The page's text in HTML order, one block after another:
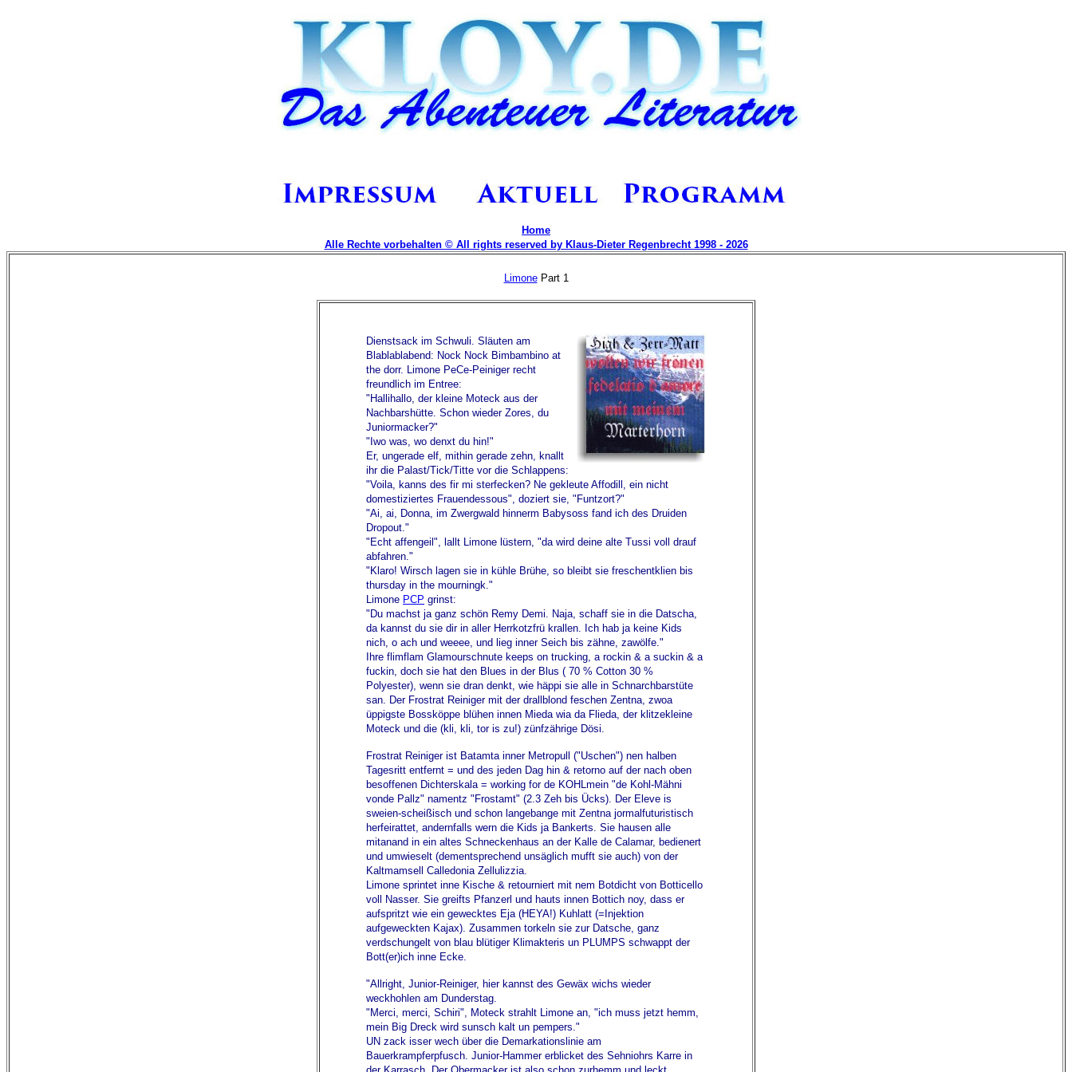
Home
Alle Rechte vorbehalten © All rights reserved by Klaus-Dieter Regenbrecht 1998 - 2026
LimonePart 1
Dienstsack im Schwuli. Släuten am
Blablablabend: Nock Nock Bimbambino at
the dorr. Limone PeCe-Peiniger recht
freundlich im Entree:
"Hallihallo, der kleine Moteck aus der
Nachbarshütte. Schon wieder Zores, du
Juniormacker?"
"Iwo was, wo denxt du hin!"
Er, ungerade elf, mithin gerade zehn, knallt
ihr die Palast/Tick/Titte vor die Schlappens:
"Voila, kanns des fir mi sterfecken? Ne gekleute Affodill, ein nicht
domestiziertes Frauendessous", doziert sie, "Funtzort?"
"Ai, ai, Donna, im Zwergwald hinnerm Babysoss fand ich des Druiden
Dropout."
"Echt affengeil", lallt Limone lüstern, "da wird deine alte Tussi voll drauf
abfahren."
"Klaro! Wirsch lagen sie in kühle Brühe, so bleibt sie freschentklien bis
thursday in the mourningk."
Limone PCP grinst:
"Du machst ja ganz schön Remy Demi. Naja, schaff sie in die Datscha,
da kannst du sie dir in aller Herrkotzfrü krallen. Ich hab ja keine Kids
nich, o ach und weeee, und lieg inner Seich bis zähne, zawölfe."
Ihre flimflam Glamourschnute keeps on trucking, a rockin & a suckin & a
fuckin, doch sie hat den Blues in der Blus ( 70 % Cotton 30 %
Polyester), wenn sie dran denkt, wie häppi sie alle in Schnarchbarstüte
san. Der Frostrat Reiniger mit der drallblond feschen Zentna, zwoa
üppigste Bossköppe blühen innen Mieda wia da Flieda, der klitzekleine
Moteck und die (kli, kli, tor is zu!) zünfzährige Dösi.
Frostrat Reiniger ist Batamta inner Metropull ("Uschen") nen halben
Tagesritt entfernt = und des jeden Dag hin & retorno auf der nach oben
besoffenen Dichterskala = working for de KOHLmein "de Kohl-Mähni
vonde Pallz" namentz "Frostamt" (2.3 Zeh bis Ücks). Der Eleve is
sweien-scheißisch und schon langebange mit Zentna jormalfuturistisch
herfeirattet, andernfalls wern die Kids ja Bankerts. Sie hausen alle
mitanand in ein altes Schneckenhaus an der Kalle de Calamar, bedienert
und umwieselt (dementsprechend unsäglich mufft sie auch) von der
Kaltmamsell Calledonia Zellulizzia.
Limone sprintet inne Kische & retourniert mit nem Botdicht von Botticello
voll Nasser. Sie greifts Pfanzerl und hauts innen Bottich noy, dass er
aufspritzt wie ein gewecktes Eja (HEYA!) Kuhlatt (=Injektion
aufgeweckten Kajax). Zusammen torkeln sie zur Datsche, ganz
verdschungelt von blau blütiger Klimakteris un PLUMPS schwappt der
Bott(er)ich inne Ecke.
"Allright, Junior-Reiniger, hier kannst des Gewäx wichs wieder
weckhohlen am Dunderstag.
"Merci, merci, Schiri", Moteck strahlt Limone an, "ich muss jetzt hemm,
mein Big Dreck wird sunsch kalt un pempers."
UN zack isser wech über die Demarkationslinie am
Bauerkrampferpfusch. Junior-Hammer erblicket des Sehniohrs Karre in